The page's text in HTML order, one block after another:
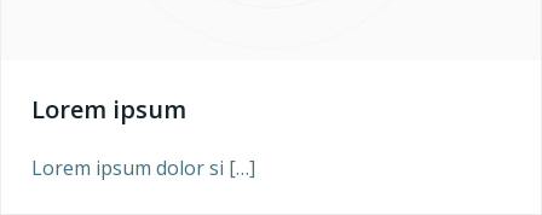
Lorem ipsum
Lorem ipsum dolor si […]